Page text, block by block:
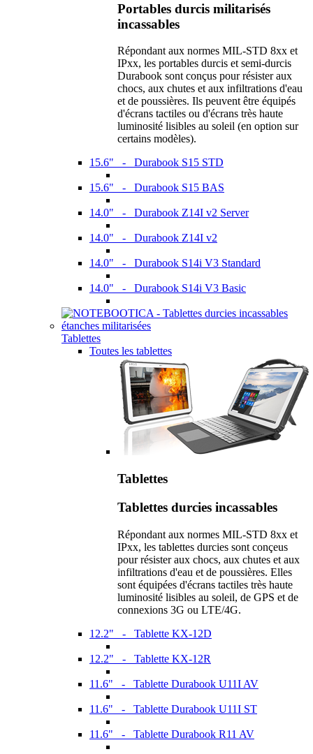
Portables durcis militarisés
incassables
Répondant aux normes MIL-STD 8xx et
IPxx, les portables durcis et semi-durcis
Durabook sont conçus pour résister aux
chocs, aux chutes et aux infiltrations d'eau
et de poussières. Ils peuvent être équipés
d'écrans tactiles ou d'écrans très haute
luminosité lisibles au soleil (en option sur
certains modèles).
15.6" - Durabook S15 STD
15.6" - Durabook S15 BAS
14.0" - Durabook Z14I v2 Server
14.0" - Durabook Z14I v2
14.0" - Durabook S14i V3 Standard
14.0" - Durabook S14i V3 Basic
Tablettes
Toutes les tablettes
Tablettes
Tablettes durcies incassables
Répondant aux normes MIL-STD 8xx et
IPxx, les tablettes durcies sont conçeus
pour résister aux chocs, aux chutes et aux
infiltrations d'eau et de poussières. Elles
sont équipées d'écrans tactiles très haute
luminosité lisibles au soleil, de GPS et de
connexions 3G ou LTE/4G.
12.2" - Tablette KX-12D
12.2" - Tablette KX-12R
11.6" - Tablette Durabook U11I AV
11.6" - Tablette Durabook U11I ST
11.6" - Tablette Durabook R11 AV